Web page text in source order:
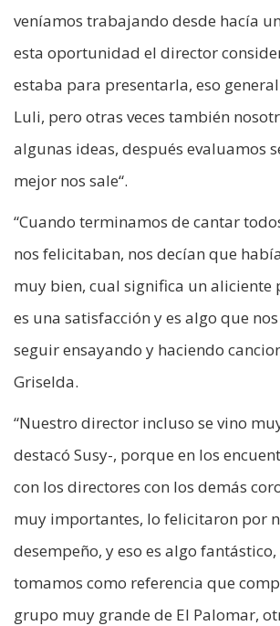
veníamos trabajando desde hacía
esta oportunidad el director
estaba para presentarla, eso
Luli, pero otras veces también
algunas ideas, después evaluamos
mejor nos sale“.
“Cuando terminamos de cantar
nos felicitaban, nos decían que
muy bien, cual significa un aliciente
es una satisfacción y es algo que
seguir ensayando y haciendo
Griselda.
“Nuestro director incluso se vino
destacó Susy-, porque en los
con los directores con los demás
muy importantes, lo felicitaron por
desempeño, y eso es algo
tomamos como referencia que
grupo muy grande de El Palomar,